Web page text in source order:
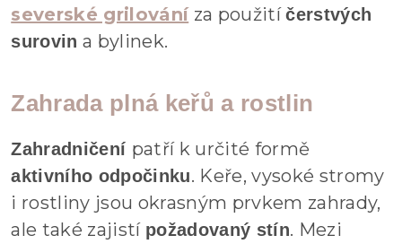
severské grilováníza použitíčerstvých
surovin a bylinek.
Zahrada plná keřů a rostlin
Zahradničení patří k určité formě
aktivního odpočinku. Keře, vysoké stromy
i rostliny jsou okrasným prvkem zahrady,
ale také zajistí požadovaný stín. Mezi